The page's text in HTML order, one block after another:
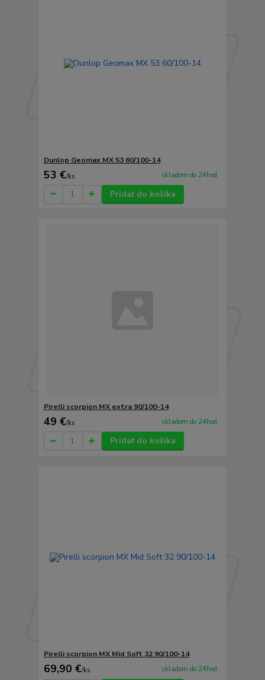
Dunlop Geomax MX 53 60/100-14
53 €/ks skladom do 24hod.
Pridať do košíka
Pirelli scorpion MX extra 90/100-14
49 €/ks skladom do 24hod.
Pridať do košíka
Pirelli scorpion MX Mid Soft 32 90/100-14
69,90 €/ks skladom do 24hod.